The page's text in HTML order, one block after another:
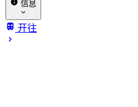
信息
关于我
开往
归档